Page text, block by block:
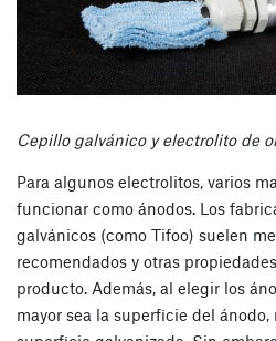
Cepillo galvánico y electrolito de
Para algunos electrolitos, varios
funcionar como ánodos. Los
galvánicos (como Tifoo) suelen
recomendados y otras
producto. Además, al elegir los
mayor sea la superficie del